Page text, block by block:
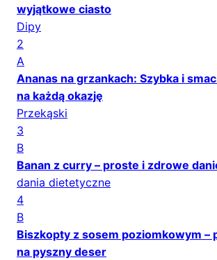
wyjątkowe ciasto
Dipy
2
A
Ananas na grzankach: Szybka i
na każdą okazję
Przekąski
3
B
Banan z curry – proste i zdrowe
dania dietetyczne
4
B
Biszkopty z sosem poziomkowym –
na pyszny deser